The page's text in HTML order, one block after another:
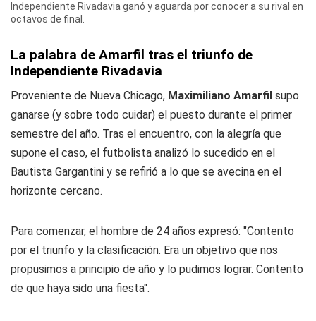
Independiente Rivadavia ganó y aguarda por conocer a su rival en
octavos de final.
La palabra de Amarfil tras el triunfo de
Independiente Rivadavia
Proveniente de Nueva Chicago, Maximiliano Amarfil supo
ganarse (y sobre todo cuidar) el puesto durante el primer
semestre del año. Tras el encuentro, con la alegría que
supone el caso, el futbolista analizó lo sucedido en el
Bautista Gargantini y se refirió a lo que se avecina en el
horizonte cercano.
Para comenzar, el hombre de 24 años expresó: "Contento
por el triunfo y la clasificación. Era un objetivo que nos
propusimos a principio de año y lo pudimos lograr. Contento
de que haya sido una fiesta".